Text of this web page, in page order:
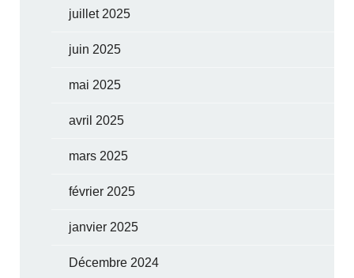
juillet 2025
juin 2025
mai 2025
avril 2025
mars 2025
février 2025
janvier 2025
Décembre 2024